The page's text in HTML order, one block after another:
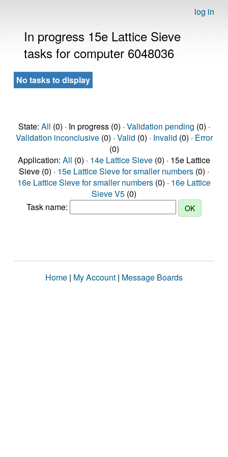
log in
In progress 15e Lattice Sieve
tasks for computer 6048036
No tasks to display
State: All (0) · In progress (0) · Validation pending (0) ·
Validation inconclusive(0) · Valid (0) · Invalid (0) · Error
(0)
Application: All (0) · 14e Lattice Sieve (0) · 15e Lattice
Sieve (0) · 15e Lattice Sieve for smaller numbers (0) ·
16e Lattice Sieve for smaller numbers (0) · 16e Lattice
Sieve V5 (0)
Task name:
Home | My Account | Message Boards